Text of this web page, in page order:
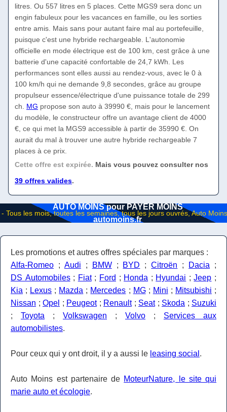
litres. Ou 557 litres en 5 places. Cette MGS9 sera donc un
engin fabuleux pour les vacances en famille, ou les sorties
entre amis. Mais sans pour autant faire mal au portefeuille,
puisque c'est une hybride rechargeable. L'autonomie
officielle en mode électrique est de 100 km, cest grâce à une
batterie d'une capacité confortable de 24,7 kWh. Les
performances sont elles aussi au rendez-vous, avec le 0 à
100 km/h qui ne demande 9,8 secondes, grâce au groupe
propulseur essence/électrique d'une puissance totale de 299
ch. MG propose son auto à 39990 €, mais pour le lancement
du modèle, le constructeur offre un avantage client de 4000
€, ce qui met la MGS9 accessible à partir de 35990 €. On
aurait du mal à trouver une autre hybride rechargeable 7
places à ce prix.
Cette offre est expirée. Mais vous pouvez consulter nos
39 offres valides.
AUTO MOINS pour PAYER MOINS
automoins.fr
Les promotions et autres offres spéciales par marques :
Alfa-Romeo ; Audi ; BMW; BYD ;Citroën ; Dacia ;
DS Automobiles; Fiat; Ford ; Honda ; Hyundai ;Jeep ;
Kia ; Lexus ; Mazda ; Mercedes ; MG; Mini ; Mitsubishi ;
Nissan ; Opel ; Peugeot; Renault; Seat; Skoda ; Suzuki
; Toyota ; Volkswagen ; Volvo ; Services aux
automobilistes.
Pour ceux qui y ont droit, il y a aussi le leasing social .
Auto Moins est partenaire de MoteurNature, le site qui
marie auto et écologie.